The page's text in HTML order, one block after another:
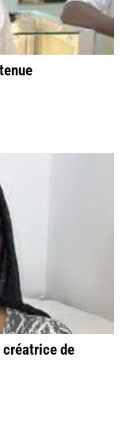
créatrice de